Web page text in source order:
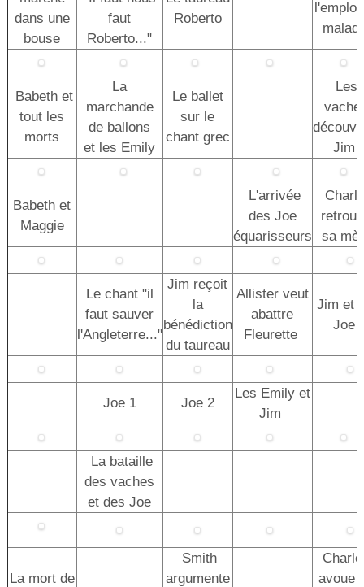
dans une
bouse
faut
Roberto..."
Roberto
Babeth et
tout les
morts
La
marchande
de ballons
et les Emily
Le ballet
sur le
chant grec
Les
Jim
Babeth et
Maggie
L'arrivée
des Joe
équarisseurs
sa
Le chant "il
faut sauver
l'Angleterre..."
Jim reçoit
la
bénédiction
du taureau
Allister veut
abattre
Fleurette
Jim et
Joe
Joe 1 Joe 2
Les Emily et
Jim
La bataille
des vaches
et des Joe
La mort de
Smith
argumente
avoue